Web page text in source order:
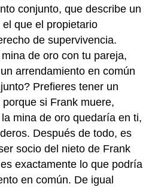
conjunto, que describe un
que el propietario
de supervivencia.
de oro con tu pareja,
arrendamiento en común
Prefieres tener un
si Frank muere,
mina de oro quedaría en ti,
Después de todo, es
socio del nieto de Frank
exactamente lo que podría
en común. De igual